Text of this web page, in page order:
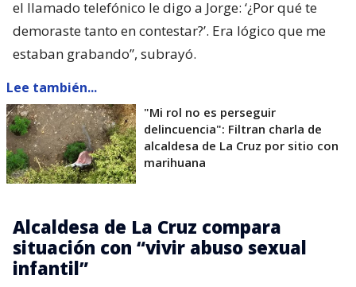
el llamado telefónico le digo a Jorge: ‘¿Por qué te
demoraste tanto en contestar?’. Era lógico que me
estaban grabando”, subrayó.
Lee también...
"Mi rol no es perseguir
delincuencia": Filtran charla de
alcaldesa de La Cruz por sitio con
marihuana
Alcaldesa de La Cruz compara
situación con “vivir abuso sexual
infantil”